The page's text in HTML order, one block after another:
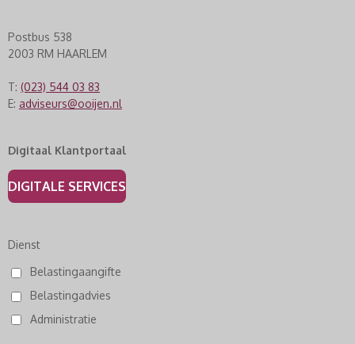
Postbus 538
2003 RM HAARLEM
T: (023) 544 03 83
E: adviseurs@ooijen.nl
Digitaal Klantportaal
DIGITALE SERVICES
Dienst
Belastingaangifte
Belastingadvies
Administratie